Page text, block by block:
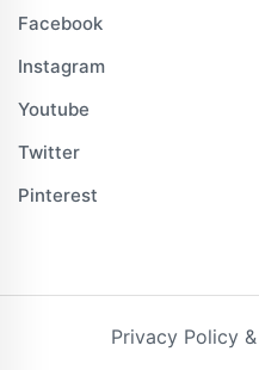
Facebook
Instagram
Youtube
Twitter
Pinterest
Privacy Policy